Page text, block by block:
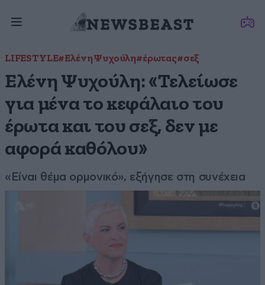
LIFESTYLE#Ελένη Ψυχούλη#έρωτας#σεξ
Ελένη Ψυχούλη: «Τελείωσε
για μένα το κεφάλαιο του
έρωτα και του σεξ, δεν με
αφορά καθόλου»
«Είναι θέμα ορμονικό», εξήγησε στη συνέχεια